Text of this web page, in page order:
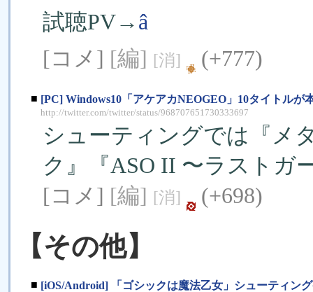
試聴PV→ â
[コメ] [編] [消] (+777)
■ [PC] Windows10「アケアカNEOGEO」10タイトルが
http://twitter.com/twitter/status/968707651730333697
シューティングでは『メ
ク』『ASO II 〜ラストガ
[コメ] [編] [消] (+698)
【その他】
■ [iOS/Android] 「ゴシックは魔法乙女」シューティン